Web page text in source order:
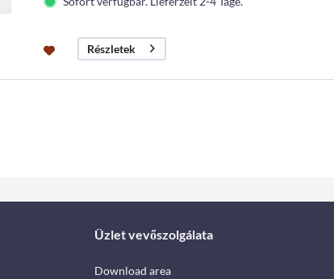
Részletek
Üzlet vevőszolgálata
Download area